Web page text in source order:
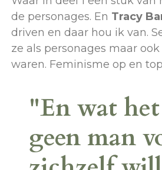
de personages. En Tracy
driven en daar hou ik van.
ze als personages maar
waren. Feminisme op en
"En wat
geen man